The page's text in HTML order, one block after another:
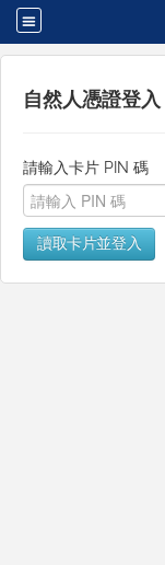
自然人憑證登入
請輸入卡片 PIN 碼
讀取卡片並登入